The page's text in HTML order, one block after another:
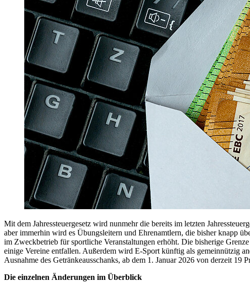
Mit dem Jahressteuergesetz wird nunmehr die bereits im letzten
aber immerhin wird es Übungsleitern und Ehrenamtlern, die bisher knapp
im Zweckbetrieb für sportliche Veranstaltungen erhöht. Die bisherige
einige Vereine entfallen. Außerdem wird E-Sport künftig als gemeinnützig
Ausnahme des Getränkeausschanks, ab dem 1. Januar 2026 von derzeit 19
Die einzelnen Änderungen im Überblick